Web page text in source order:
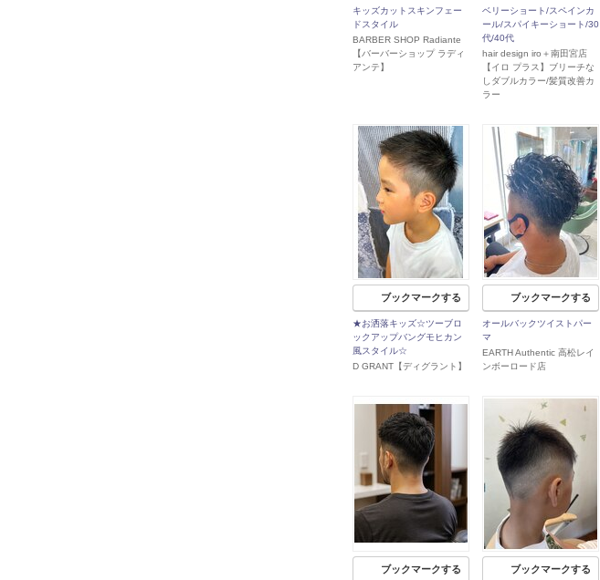
キッズカットスキンフェー
ドスタイル
BARBER SHOP Radiante
【バーバーショップ ラディ
アンテ】
ベリーショート/スペインカ
ール/スパイキーショート/30
代/40代
hair design iro＋南田宮店
【イロ プラス】ブリーチな
しダブルカラー/髪質改善カ
ラー
ブックマークする
★お洒落キッズ☆ツーブロ
ックアップバングモヒカン
風スタイル☆
D GRANT【ディグラント】
ブックマークする
オールバックツイストパー
マ
EARTH Authentic 高松レイ
ンボーロード店
ブックマークする ブックマークする